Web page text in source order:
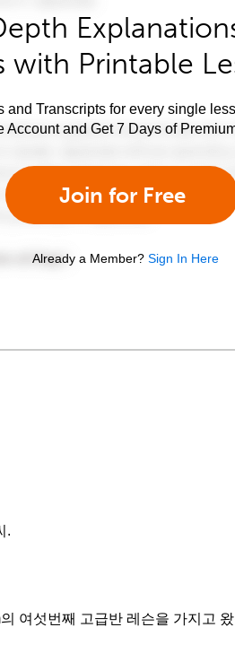
with Printable
and Transcripts for every single
Account and Get 7 Days of
Join for Free
Already a Member? Sign In Here
.
여섯번째 고급반 레슨을 가지고